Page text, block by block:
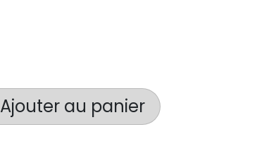
Ajouter au panier